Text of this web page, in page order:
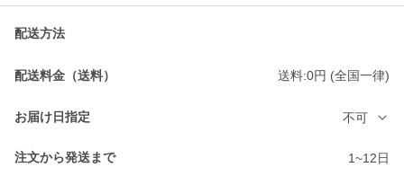
配送方法
配送料金（送料） 送料:0円 (全国一律)
お届け日指定 不可
注文から発送まで 1~12日